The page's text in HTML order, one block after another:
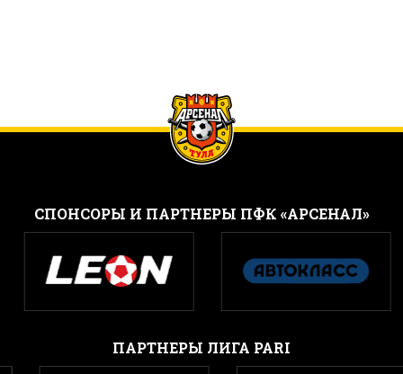
CПОНСОРЫ И ПАРТНЕРЫ ПФК «АРСЕНАЛ»
ПАРТНЕРЫ ЛИГА PARI